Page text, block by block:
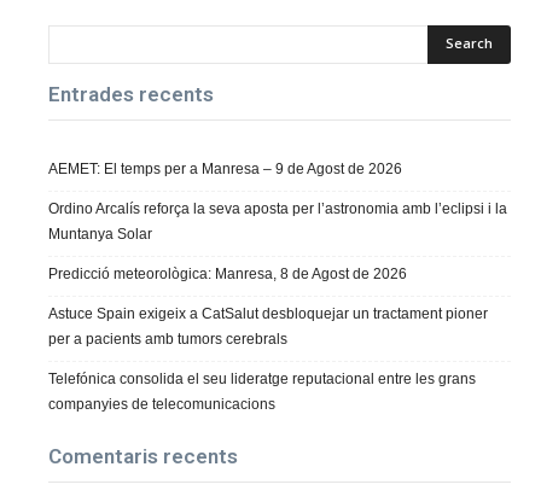
Entrades recents
AEMET: El temps per a Manresa – 9 de Agost de 2026
Ordino Arcalís reforça la seva aposta per l’astronomia amb l’eclipsi i la
Muntanya Solar
Predicció meteorològica: Manresa, 8 de Agost de 2026
Astuce Spain exigeix a CatSalut desbloquejar un tractament pioner
per a pacients amb tumors cerebrals
Telefónica consolida el seu lideratge reputacional entre les grans
companyies de telecomunicacions
Comentaris recents